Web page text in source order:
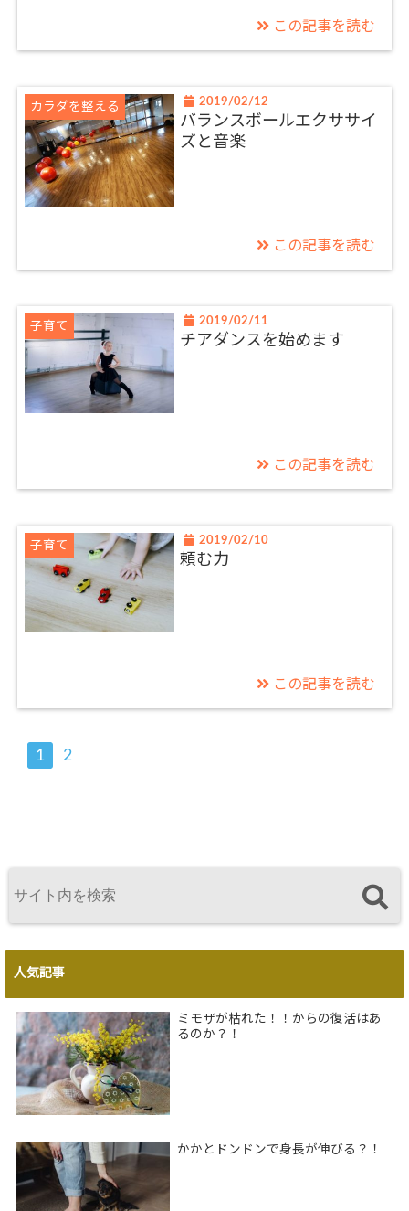
この記事を読む
カラダを整える 2019/02/12
バランスボールエクササイ
ズと音楽
この記事を読む
子育て 2019/02/11
チアダンスを始めます
この記事を読む
子育て 2019/02/10
頼む力
この記事を読む
1 2
人気記事
ミモザが枯れた！！からの復活はあ
るのか？！
かかとドンドンで身長が伸びる？！